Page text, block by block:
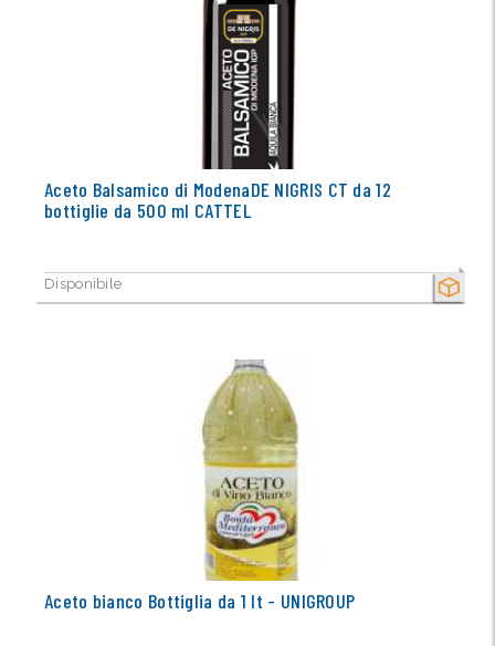
SECCO
Aceto Balsamico di ModenaDE NIGRIS CT da 12
bottiglie da 500 ml CATTEL
Disponibile
Aceto bianco Bottiglia da 1 lt - UNIGROUP